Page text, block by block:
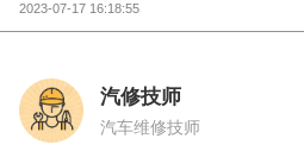
2023-07-17 16:18:55
汽修技师
汽车维修技师